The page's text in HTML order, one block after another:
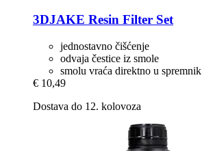
3DJAKE Resin Filter Set
jednostavno čišćenje
odvaja čestice iz smole
smolu vraća direktno u spremnik
€ 10,49
Dostava do 12. kolovoza